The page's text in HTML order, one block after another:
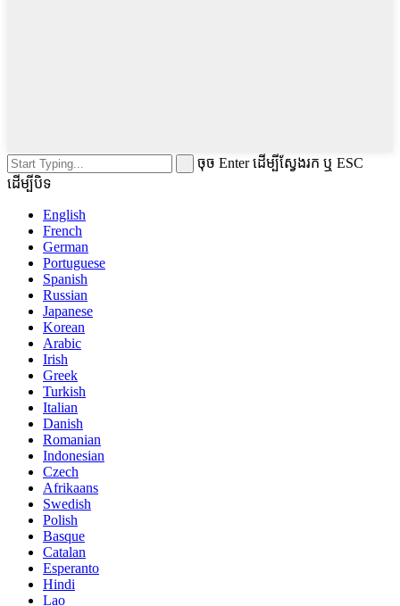
ចុច Enter ដើម្បីស្វែងរក ឬ ESC
ដើម្បីបិទ
English
French
German
Portuguese
Spanish
Russian
Japanese
Korean
Arabic
Irish
Greek
Turkish
Italian
Danish
Romanian
Indonesian
Czech
Afrikaans
Swedish
Polish
Basque
Catalan
Esperanto
Hindi
Lao